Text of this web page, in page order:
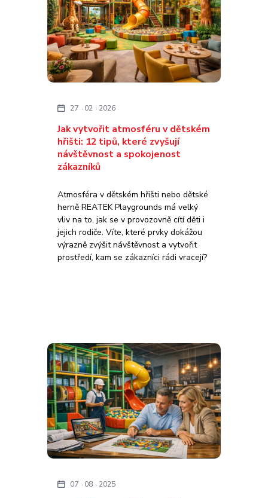
Jak vytvořit atmosféru v dětském
hřišti: 12 tipů, které zvyšují
návštěvnost a spokojenost
zákazníků
27 02 2026
Atmosféra v dětském hřišti nebo dětské
herně REATEK Playgrounds má velký
vliv na to, jak se v provozovně cítí děti i
jejich rodiče. Víte, které prvky dokážou
výrazně zvýšit návštěvnost a vytvořit
prostředí, kam se zákazníci rádi vracejí?
07 08 2025